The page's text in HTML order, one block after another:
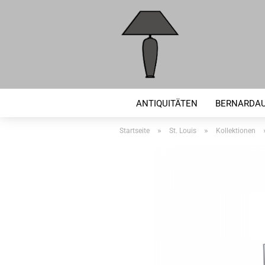
ANTIQUITÄTEN
Startseite » St. Louis » Kollektionen